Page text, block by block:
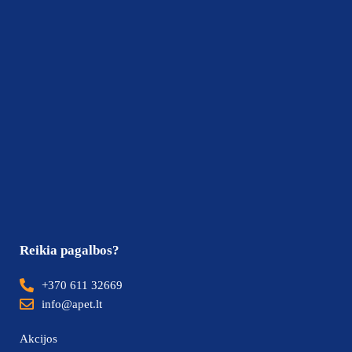
Reikia pagalbos?
+370 611 32669
info@apet.lt
Akcijos